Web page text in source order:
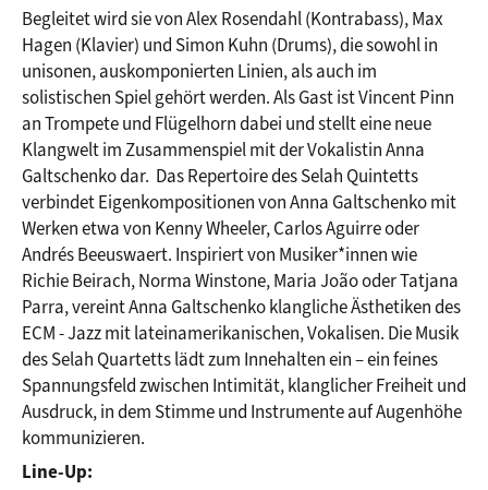
Begleitet wird sie von Alex Rosendahl (Kontrabass), Max
Hagen (Klavier) und Simon Kuhn (Drums), die sowohl in
unisonen, auskomponierten Linien, als auch im
solistischen Spiel gehört werden. Als Gast ist Vincent Pinn
an Trompete und Flügelhorn dabei und stellt eine neue
Klangwelt im Zusammenspiel mit der Vokalistin Anna
Galtschenko dar.  Das Repertoire des Selah Quintetts
verbindet Eigenkompositionen von Anna Galtschenko mit
Werken etwa von Kenny Wheeler, Carlos Aguirre oder
Andrés Beeuswaert. Inspiriert von Musiker*innen wie
Richie Beirach, Norma Winstone, Maria João oder Tatjana
Parra, vereint Anna Galtschenko klangliche Ästhetiken des
ECM - Jazz mit lateinamerikanischen, Vokalisen. Die Musik
des Selah Quartetts lädt zum Innehalten ein – ein feines
Spannungsfeld zwischen Intimität, klanglicher Freiheit und
Ausdruck, in dem Stimme und Instrumente auf Augenhöhe
kommunizieren.
Line-Up: